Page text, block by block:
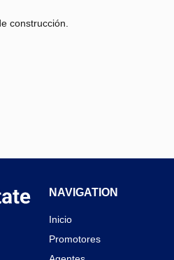
construcción.
NAVIGATION
Inicio
Promotores